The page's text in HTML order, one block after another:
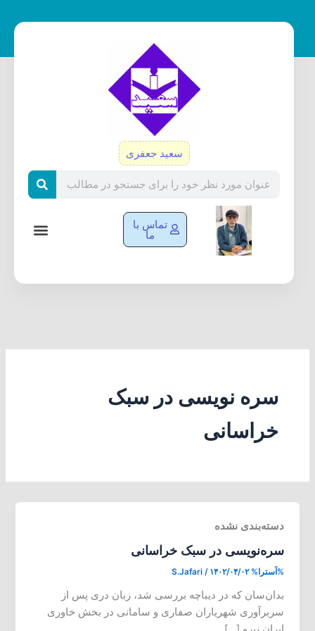
سعید جعفری
تماس با
ما
سره نویسی در سبک
خراسانی
دسته‌بندی نشده
سره‌نویسی در سبک خراسانی
%آسترا% S.Jafari / ۱۴۰۲/۰۴/۰۲
بدان‌سان که در دیباچه بررسی شد، زبان دری پس از
سربرآوری شهریاران صفاری و سامانی در بخش خاوری